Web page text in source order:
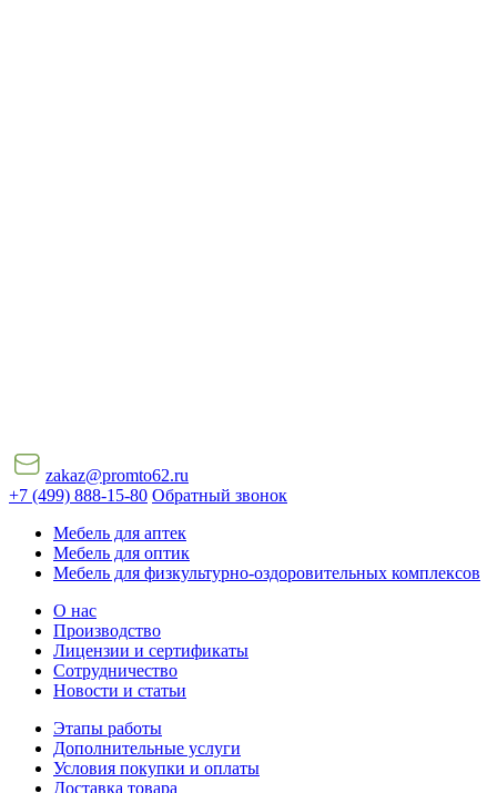
zakaz@promto62.ru
+7 (499) 888-15-80 Обратный звонок
Мебель для аптек
Мебель для оптик
Мебель для физкультурно-оздоровительных комплексов
О нас
Производство
Лицензии и сертификаты
Сотрудничество
Новости и статьи
Этапы работы
Дополнительные услуги
Условия покупки и оплаты
Доставка товара